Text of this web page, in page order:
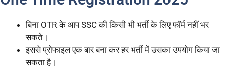
बिना OTR के आप SSC की किसी भी भर्ती के लिए फॉर्म नहीं भर
सकते।
इससे प्रोफाइल एक बार बना कर हर भर्ती में उसका उपयोग किया जा
सकता है।